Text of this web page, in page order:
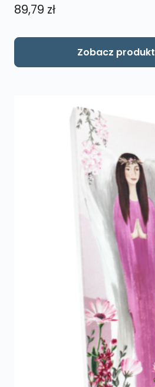
89,79 zł
Zobacz produkt